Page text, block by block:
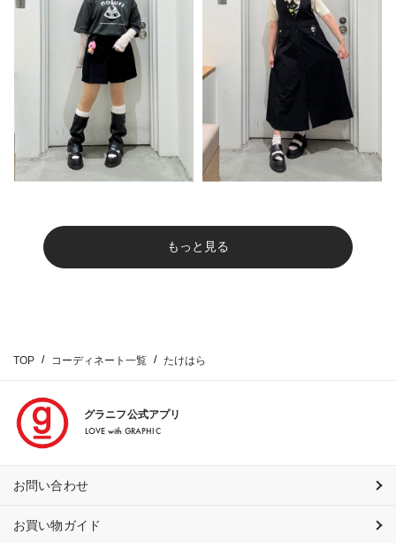
もっと見る
TOP コーディネート一覧 たけはら
グラニフ公式アプリ
LOVE with GRAPHIC
お問い合わせ
お買い物ガイド